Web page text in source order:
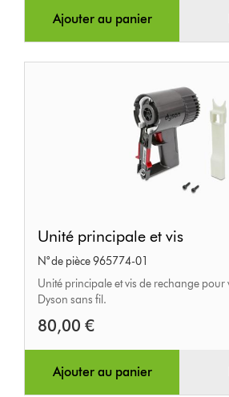
Ajouter au panier
principale
et
vis
Unité principale et vis
N° de pièce 965774-01
Unité principale et vis de rechange
Dyson sans fil.
80,00 €
Ajouter au panier